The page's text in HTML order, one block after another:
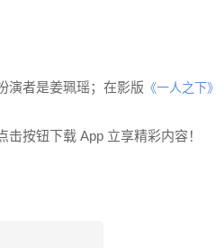
演者是姜珮瑶；在影版 《一人之下》
击按钮下载 App 立享精彩内容！